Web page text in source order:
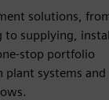
solutions,
to supplying,
stop portfolio
plant systems and